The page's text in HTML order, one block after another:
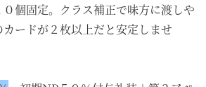
個固定。クラス補正で味方に渡しや
ードが２枚以上だと安定しませ